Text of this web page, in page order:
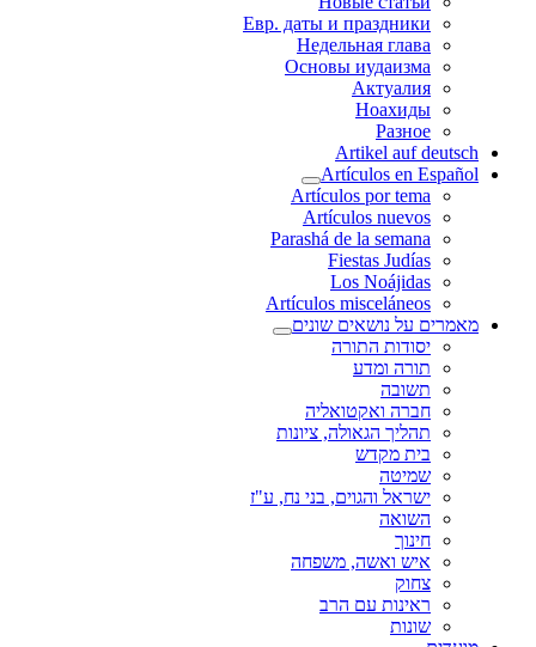
Евр. даты и праздники
Недельная глава
Основы иудаизма
Актуалия
Ноахиды
Разное
Artikel auf deutsch
Artículos en Español
Artículos por tema
Artículos nuevos
Parashá de la semana
Fiestas Judías
Los Noájidas
Artículos misceláneos
מאמרים על נושאים שונים
יסודות התורה
תורה ומדע
תשובה
חברה ואקטואליה
תהליך הגאולה, ציונות
בית מקדש
שמיטה
ישראל והגוים, בני נח, ע"ז
השואה
חינוך
איש ואשה, משפחה
צחוק
ראינות עם הרב
שונות